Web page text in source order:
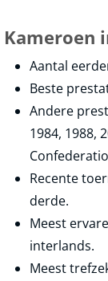
Kameroen
Aantal
Beste
Andere
1984, 1988,
Recente
derde.
Meest
interlands.
Meest